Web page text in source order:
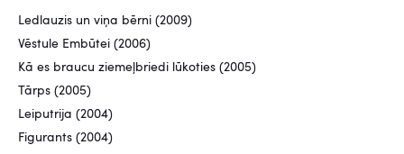
Ledlauzis un viņa bērni (2009)
Vēstule Embūtei (2006)
Kā es braucu ziemeļbriedi lūkoties (2005)
Tārps (2005)
Leiputrija (2004)
Figurants (2004)